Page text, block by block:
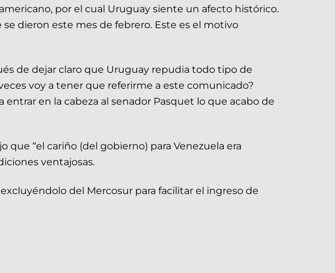
por el cual Uruguay siente un afecto histórico.
dieron este mes de febrero. Este es el motivo
de dejar claro que Uruguay repudia todo tipo de
voy a tener que referirme a este comunicado?
en la cabeza al senador Pasquet lo que acabo de
“el cariño (del gobierno) para Venezuela era
ventajosas.
del Mercosur para facilitar el ingreso de